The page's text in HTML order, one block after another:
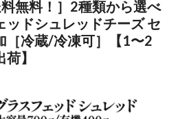
料無料！］2種類から選べ
ッドシュレッドチーズ セ
［冷蔵/冷凍可］【1〜2
】